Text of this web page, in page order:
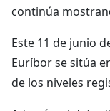
continúa
Este 11 de junio
Euríbor se sitúa
de los niveles